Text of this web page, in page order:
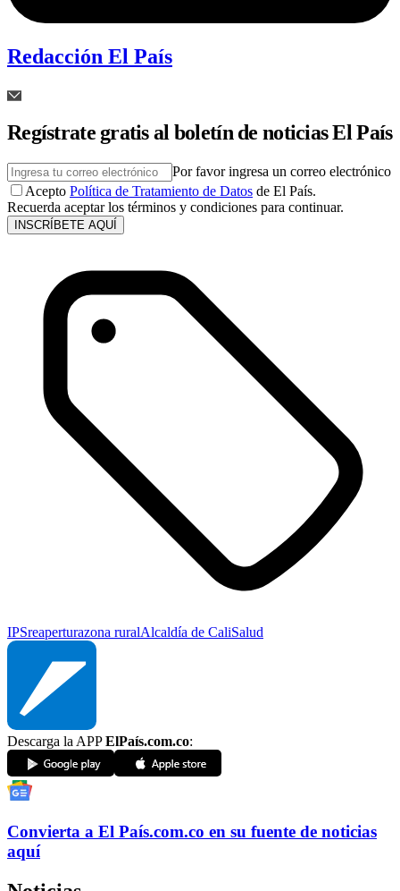
Redacción El País
Regístrate gratis al boletín de noticias El País
Por favor ingresa un correo electrónico
Acepto Política de Tratamiento de Datos de El País.
Recuerda aceptar los términos y condiciones para continuar.
INSCRÍBETE AQUÍ
IPSreaperturazona ruralAlcaldía de CaliSalud
Descarga la APPElPaís.com.co:
Convierta a El País.com.co en su fuente de noticias
aquí